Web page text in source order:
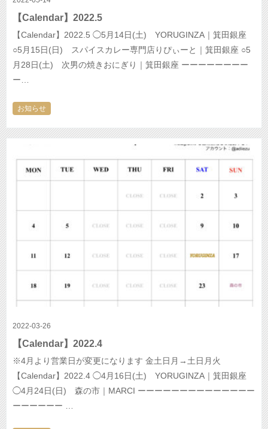
【Calendar】2022.5
【Calendar】2022.5 ◯5月14日(土) YORUGINZA｜箕田銀座
○5月15日(日) スパイスカレー専門店りぴぃーと｜箕田銀座 ○5
月28日(土) 次男の焼きおにぎり｜箕田銀座 ーーーーーーーー
ー…
お知らせ
2022-03-26
【Calendar】2022.4
※4月より営業日が変更になります 金土日月→土日月火
【Calendar】2022.4 ◯4月16日(土) YORUGINZA｜箕田銀座
◯4月24日(日) 森の市｜MARCI ーーーーーーーーーーーーーー
ーーーーーー …